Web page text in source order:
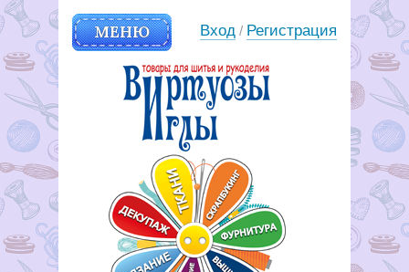
МЕНЮ Вход / Регистрация